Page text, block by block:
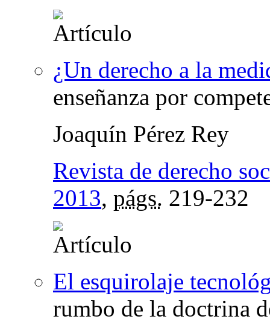
¿Un derecho a la
enseñanza por
Joaquín Pérez Rey
Revista de derecho
2013, págs. 219-232
El esquirolaje
rumbo de la doctrina